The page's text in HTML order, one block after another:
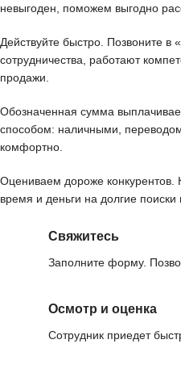
невыгоден, поможем выгодно
Действуйте быстро. Позвоните в
сотрудничества, работают
продажи.
Обозначенная сумма
способом: наличными,
комфортно.
Оцениваем дороже конкурентов.
время и деньги на долгие поиски
Свяжитесь
Заполните форму.
Осмотр и оценка
Сотрудник приедет